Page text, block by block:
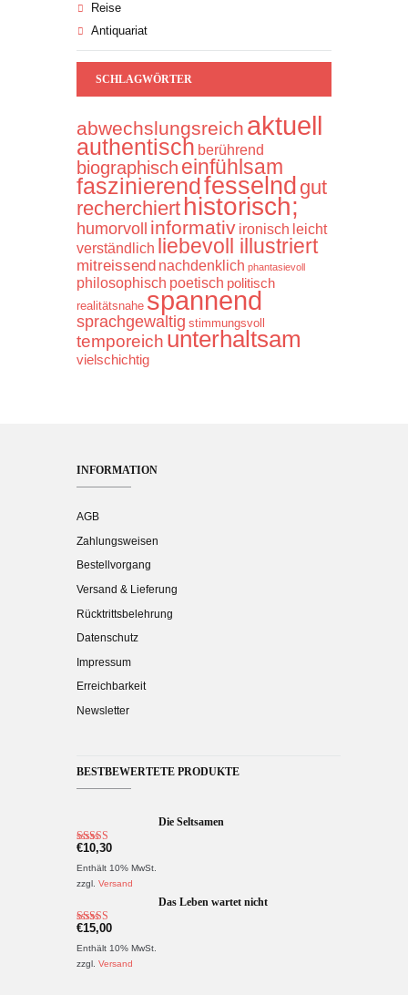
Reise
Antiquariat
SCHLAGWÖRTER
abwechslungsreich aktuell
authentisch berührend
biographisch einfühlsam
faszinierend fesselnd gut
recherchiert historisch;
humorvoll informativ ironisch leicht
verständlich liebevoll illustriert
mitreissend nachdenklich phantasievoll
philosophisch poetisch politisch
realitätsnahe spannend
sprachgewaltig stimmungsvoll
temporeich unterhaltsam
vielschichtig
INFORMATION
AGB
Zahlungsweisen
Bestellvorgang
Versand & Lieferung
Rücktrittsbelehrung
Datenschutz
Impressum
Erreichbarkeit
Newsletter
BESTBEWERTETE PRODUKTE
Die Seltsamen
Bewertet mit
5.00 von 5
€10,30
Enthält 10% MwSt.
zzgl. Versand
Das Leben wartet nicht
Bewertet mit
5.00 von 5
€15,00
Enthält 10% MwSt.
zzgl. Versand